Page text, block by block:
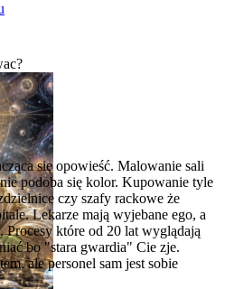
się opowieść. Malowanie sali
podoba się kolor. Kupowanie tyle
czy szafy rackowe że
Lekarze mają wyjebane ego, a
Procesy które od 20 lat wyglądają
bo "stara gwardia" Cie zje.
ale personel sam jest sobie